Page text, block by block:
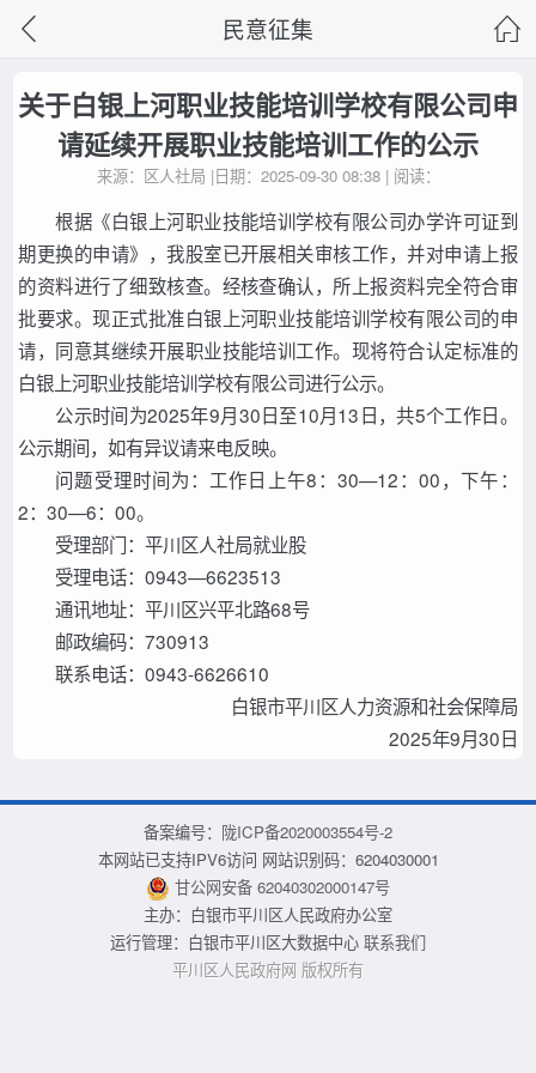
民意征集
关于白银上河职业技能培训学校有限公司申
请延续开展职业技能培训工作的公示
来源：区人社局 |日期：2025-09-30 08:38 | 阅读：
根据《白银上河职业技能培训学校有限公司办学许可证到
期更换的申请》，我股室已开展相关审核工作，并对申请上报
的资料进行了细致核查。经核查确认，所上报资料完全符合审
批要求。现正式批准白银上河职业技能培训学校有限公司的申
请，同意其继续开展职业技能培训工作。现将符合认定标准的
白银上河职业技能培训学校有限公司进行公示。
公示时间为2025年9月30日至10月13日，共5个工作日。
公示期间，如有异议请来电反映。
问题受理时间为：工作日上午8：30—12：00，下午：
2：30—6：00。
受理部门：平川区人社局就业股
受理电话：0943—6623513
通讯地址：平川区兴平北路68号
邮政编码：730913
联系电话：0943-6626610
白银市平川区人力资源和社会保障局
2025年9月30日
备案编号： 陇ICP备2020003554号-2
本网站已支持IPV6访问 网站识别码：6204030001
甘公网安备 62040302000147号
主办：白银市平川区人民政府办公室
运行管理：白银市平川区大数据中心 联系我们
平川区人民政府网 版权所有